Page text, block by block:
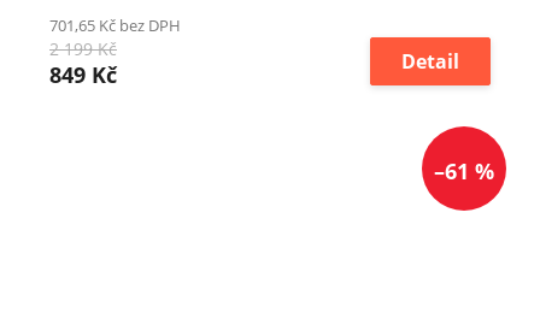
701,65 Kč bez DPH
2 199 Kč
849 Kč Detail
–61 %